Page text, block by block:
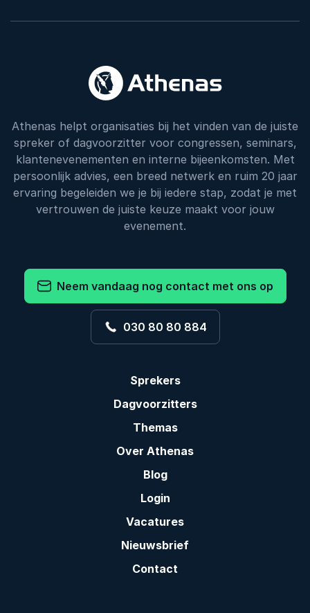
Athenas helpt organisaties bij het vinden van de juiste
spreker of dagvoorzitter voor congressen, seminars,
klantenevenementen en interne bijeenkomsten. Met
persoonlijk advies, een breed netwerk en ruim 20 jaar
ervaring begeleiden we je bij iedere stap, zodat je met
vertrouwen de juiste keuze maakt voor jouw
evenement.
Neem vandaag nog contact met ons op
030 80 80 884
Sprekers
Dagvoorzitters
Themas
Over Athenas
Blog
Login
Vacatures
Nieuwsbrief
Contact